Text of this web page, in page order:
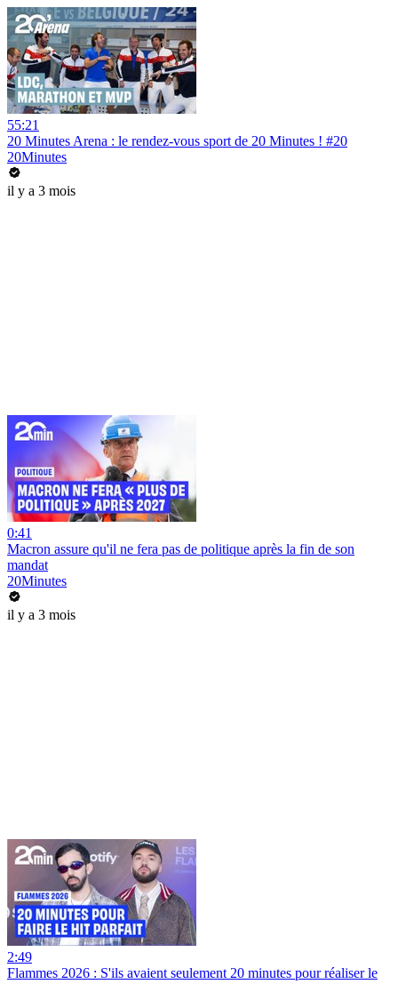
55:21
20 Minutes Arena : le rendez-vous sport de 20 Minutes ! #20
20Minutes
il y a 3 mois
0:41
Macron assure qu'il ne fera pas de politique après la fin de son
mandat
20Minutes
il y a 3 mois
2:49
Flammes 2026 : S'ils avaient seulement 20 minutes pour réaliser le